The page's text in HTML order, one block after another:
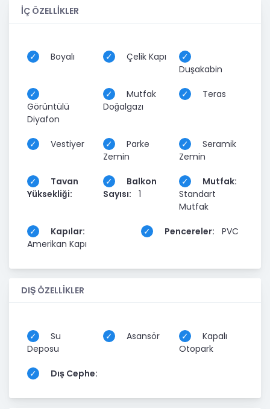
İÇ ÖZELLİKLER
Boyalı
Çelik Kapı
Duşakabin
Görüntülü
Diyafon
Mutfak
Doğalgazı
Teras
Vestiyer
Parke
Zemin
Seramik
Zemin
Tavan
Yüksekliği:
Balkon
Sayısı:
1
Mutfak:
Standart
Mutfak
Kapılar:
Amerikan Kapı
Pencereler: PVC
DIŞ ÖZELLİKLER
Su
Deposu
Asansör
Kapalı
Otopark
Dış Cephe: